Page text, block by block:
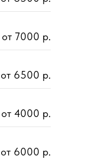
от 7000 р.
от 6500 р.
от 4000 р.
от 6000 р.